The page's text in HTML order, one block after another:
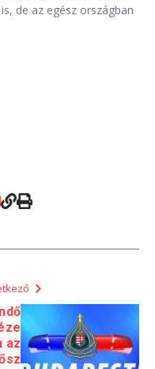
de az egész országban
az